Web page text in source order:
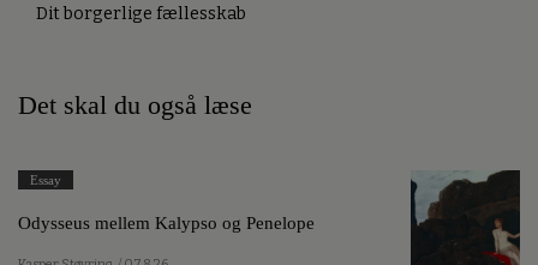
Dit borgerlige fællesskab
Det skal du også læse
Essay
Odysseus mellem Kalypso og Penelope